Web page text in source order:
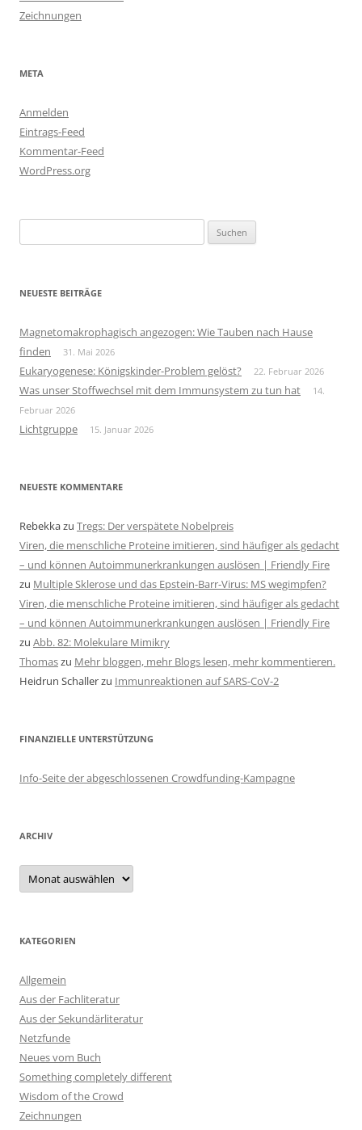
Zeichnungen
META
Anmelden
Eintrags-Feed
Kommentar-Feed
WordPress.org
nach:
NEUESTE BEITRÄGE
Magnetomakrophagisch angezogen: Wie Tauben nach Hause
finden
31. Mai 2026
Eukaryogenese: Königskinder-Problem gelöst? 22. Februar 2026
Was unser Stoffwechsel mit dem Immunsystem zu tun hat
14.
Februar 2026
Lichtgruppe 15. Januar 2026
NEUESTE KOMMENTARE
Rebekkazu Tregs: Der verspätete Nobelpreis
Viren, die menschliche Proteine imitieren, sind häufiger als gedacht
– und können Autoimmunerkrankungen auslösen | Friendly Fire
zu Multiple Sklerose und das Epstein-Barr-Virus: MS wegimpfen?
Viren, die menschliche Proteine imitieren, sind häufiger als gedacht
– und können Autoimmunerkrankungen auslösen | Friendly Fire
zu Abb. 82: Molekulare Mimikry
Thomaszu Mehr bloggen, mehr Blogs lesen, mehr kommentieren.
Heidrun Schallerzu Immunreaktionen auf SARS-CoV-2
FINANZIELLE UNTERSTÜTZUNG
Info-Seite der abgeschlossenen Crowdfunding-Kampagne
ARCHIV
Archiv
KATEGORIEN
Allgemein
Aus der Fachliteratur
Aus der Sekundärliteratur
Netzfunde
Neues vom Buch
Something completely different
Wisdom of the Crowd
Zeichnungen